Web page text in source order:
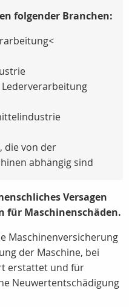
folgender Branchen:
die von der
abhängig sind
Versagen
für Maschinenschäden.
Maschinenversicherung
der Maschine, bei
erstattet und für
Neuwertentschädigung